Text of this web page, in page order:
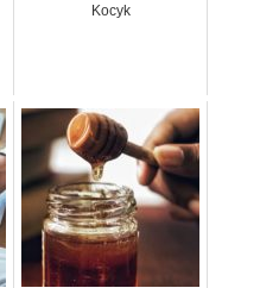
Kocyk